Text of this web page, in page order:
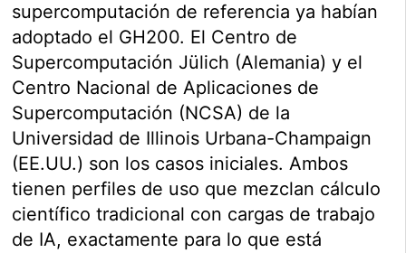
supercomputación de referencia ya habían
adoptado el GH200. El Centro de
Supercomputación Jülich (Alemania) y el
Centro Nacional de Aplicaciones de
Supercomputación (NCSA) de la
Universidad de Illinois Urbana-Champaign
(EE.UU.) son los casos iniciales. Ambos
tienen perfiles de uso que mezclan cálculo
científico tradicional con cargas de trabajo
de IA, exactamente para lo que está